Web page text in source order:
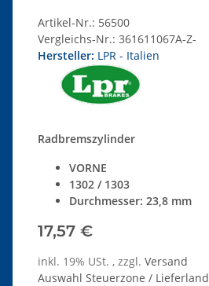
Artikel-Nr.: 56500
Vergleichs-Nr.: 361611067A-Z-
Hersteller: LPR - Italien
Radbremszylinder
VORNE
1302 / 1303
Durchmesser: 23,8 mm
17,57 €
inkl. 19% USt. , zzgl. Versand
Auswahl Steuerzone / Lieferland